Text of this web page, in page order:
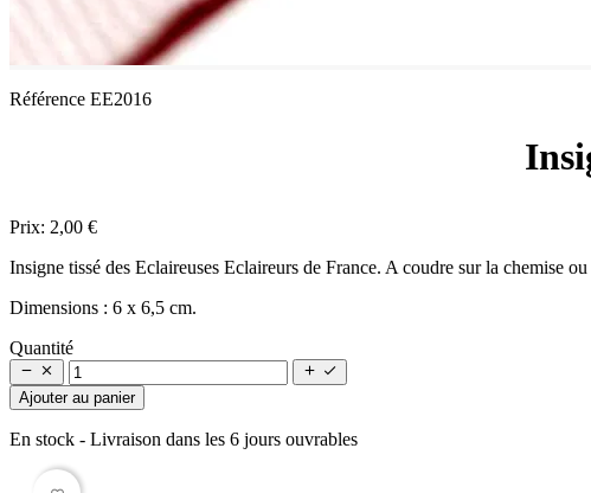
Référence EE2016
Prix: 2,00 €
Insigne tissé des Eclaireuses Eclaireurs de France. A coudre sur la chemise
Dimensions : 6 x 6,5 cm.
Quantité
   
Ajouter au panier
En stock - Livraison dans les 6 jours ouvrables